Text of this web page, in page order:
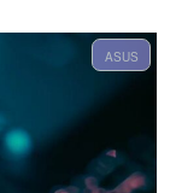
ASUS